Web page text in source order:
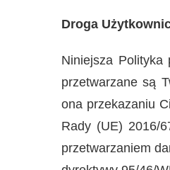
Droga
Niniejsza
przetwarzane są
ona przekazaniu
Rady (UE) 2016/
przetwarzaniem